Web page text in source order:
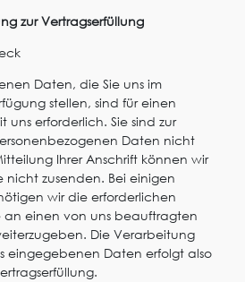
zur Vertragserfüllung
Daten, die Sie uns im
stellen, sind für einen
uns erforderlich. Sie sind zur
Daten nicht
Ihrer Anschrift können wir
nicht zusenden. Bei einigen
wir die erforderlichen
an einen von uns beauftragten
Die Verarbeitung
eingegebenen Daten erfolgt also